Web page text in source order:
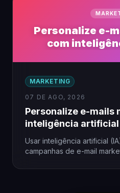
Personalize e-
com
MARKETING
07 DE AGO, 2026
Personalize e-mails
inteligência artificial
Usar inteligência artificial
campanhas de e-mail
A…